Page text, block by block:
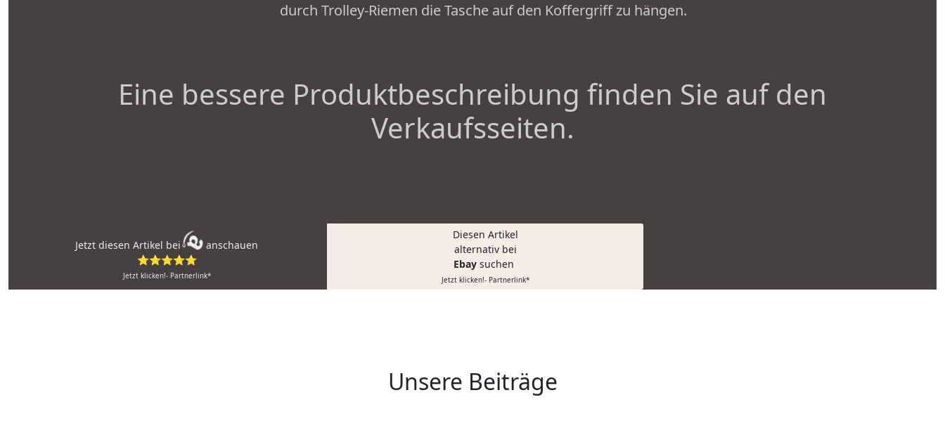
durch Trolley-Riemen die Tasche auf den Koffergriff zu hängen.
Eine bessere Produktbeschreibung finden Sie auf den
Verkaufsseiten.
Jetzt diesen Artikel bei
anschauen
⭐⭐⭐⭐⭐
Jetzt klicken!- Partnerlink*
Diesen Artikel
alternativ bei
Ebay suchen
Jetzt klicken!- Partnerlink*
Unsere Beiträge